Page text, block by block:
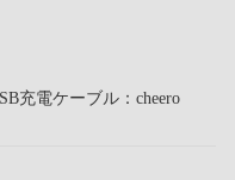
充電ケーブル：cheero